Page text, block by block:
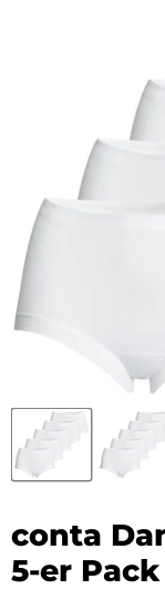
conta
5-er Pack